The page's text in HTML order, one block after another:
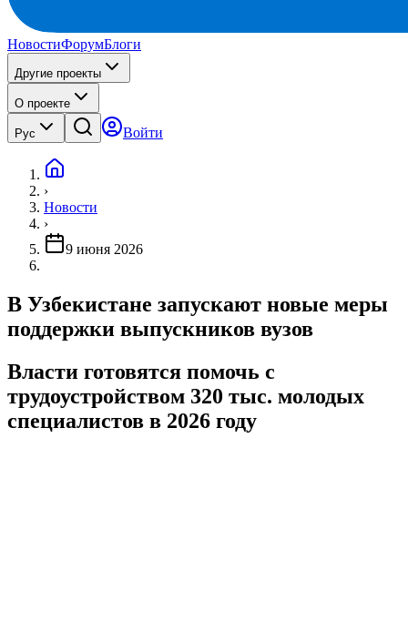
НовостиФорумБлоги
Другие проекты
О проекте
Рус Войти
›
Новости
›
9 июня 2026
В Узбекистане запускают новые меры
поддержки выпускников вузов
Власти готовятся помочь с
трудоустройством 320 тыс. молодых
специалистов в 2026 году